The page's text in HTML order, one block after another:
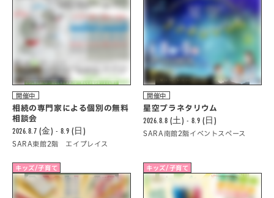
開催中
相続の専門家による個別の無料
相談会
2026.8.7 (金) - 8.9 (日)
SARA東館2階 エイプレイス
開催中
星空プラネタリウム
2026.8.8 (土) - 8.9 (日)
SARA南館2階イベントスペース
キッズ/子育て キッズ/子育て